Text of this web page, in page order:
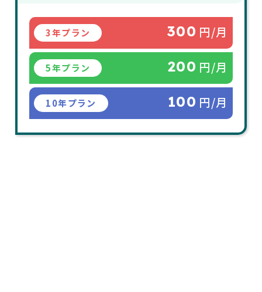
3年プラン 300 円/月
5年プラン 200 円/月
10年プラン 100 円/月